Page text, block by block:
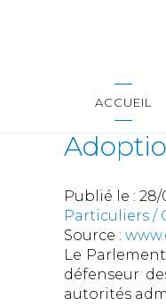
ACCUEIL
Publié le : 28/
Particuliers /
Source :
Le
défenseur
autorités